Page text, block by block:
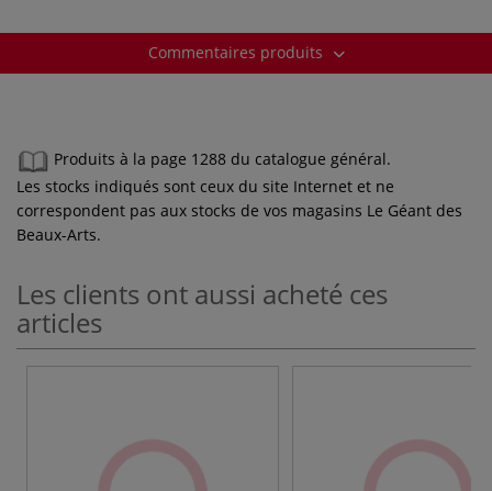
Commentaires produits
Produits à la page 1288 du catalogue général.
Les stocks indiqués sont ceux du site Internet et ne
correspondent pas aux stocks de vos magasins Le Géant des
Beaux-Arts.
Les clients ont aussi acheté ces
articles